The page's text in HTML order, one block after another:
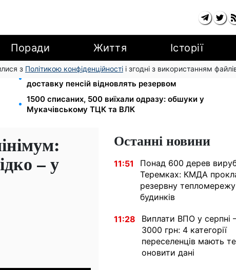
Поради Життя Історії
з Політикою конфіденційності і згодні з використанням
Депо Укрпошти знищено в Павлограді: двоє
доставку пенсій відновлять резервом
1500 списаних, 500 виїхали одразу: обшуки у
Мукачівському ТЦК та ВЛК
– у
Останні новини
11:51
Понад 600 дерев
Теремках: КМДА
резервну
будинків
11:28
Виплати ВПО у серпні
3000 грн: 4 категорії
переселенців мають
оновити дані